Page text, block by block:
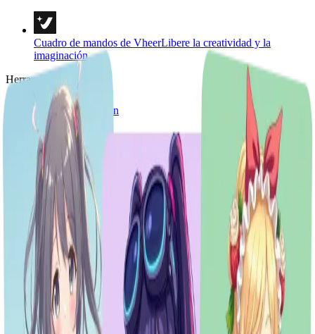
Cuadro de mandos de VheerLibere la creatividad y la
imaginación
Herramientas
Texto a imagen
Texto a vídeo
Imagen a imagen
Multi Imágenes a Imagen
Imagen a vídeo
Imagen a Prompt
Imagen a texto
Eliminador de fondo
Retratos y estilos
Plantillas de imágenes
Herramientas de imagen